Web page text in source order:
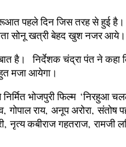
पहले दिन जिस तरह से हुई
सोनू खत्री बेहद खुश नजर आये।
है। निर्देशक चंद्रा पंत ने कहा
मजा आयेगा।
भोजपुरी फिल्‍म
राय, अनूप अरोरा,
कबीराज गहतराज, रामजी